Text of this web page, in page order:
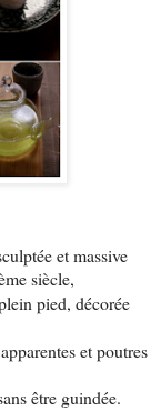
et massive
siècle,
pied, décorée
et poutres
être guindée.